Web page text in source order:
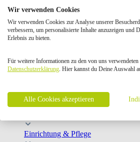
UNSERE TOP AKTION
Terrarientierfutter
Einrichtung & Pflege
Wir verwenden Cookies
Wir verwenden Cookies zur Analyse unserer
verbessern, um personalisierte Inhalte anzuzeigen und
Erlebnis zu bieten.
Für weitere Informationen zu den von uns verwendeten
Datenschutzerklärung. Hier kannst du Deine Auswahl
Alle Cookies akzeptieren